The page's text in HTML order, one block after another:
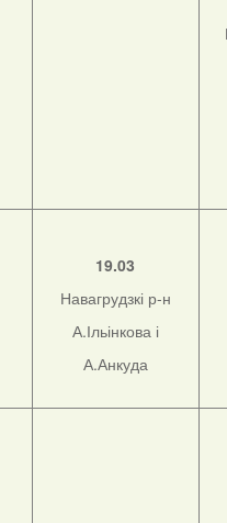
19.03
Навагрудзкі р-н
А.Ільінкова і
А.Анкуда